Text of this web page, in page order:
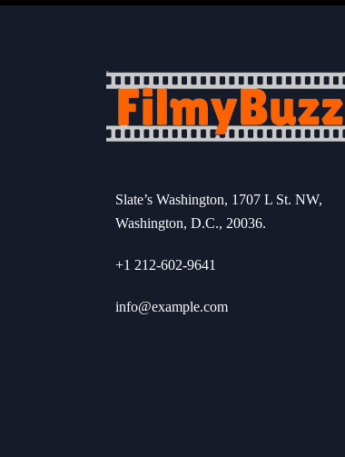
Slate’s Washington, 1707 L St. NW,
Washington, D.C., 20036.
+1 212-602-9641
info@example.com